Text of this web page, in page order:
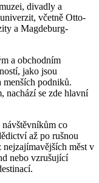
divadly a
včetně Otto-
a Magdeburg-
a obchodním
jako jsou
menších podniků.
nachází se zde hlavní
návštěvníkům co
až po rušnou
měst v
nebo vzrušující